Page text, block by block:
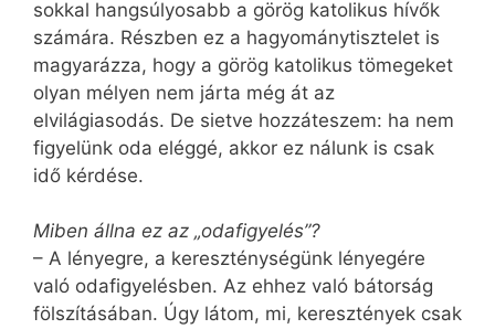
sokkal hangsúlyosabb a görög katolikus hívők
számára. Részben ez a hagyománytisztelet is
magyarázza, hogy a görög katolikus tömegeket
olyan mélyen nem járta még át az
elvilágiasodás. De sietve hozzáteszem: ha nem
figyelünk oda eléggé, akkor ez nálunk is csak
idő kérdése.
Miben állna ez az „odafigyelés”?
– A lényegre, a kereszténységünk lényegére
való odafigyelésben. Az ehhez való bátorság
fölszításában. Úgy látom, mi, keresztények csak